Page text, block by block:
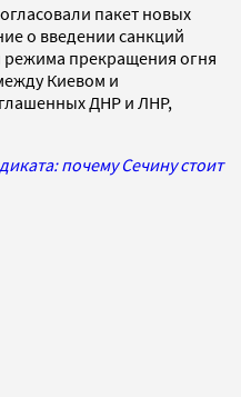
пакет новых
о введении санкций
режима прекращения огня
Киевом и
ДНР и ЛНР,
почему Сечину стоит